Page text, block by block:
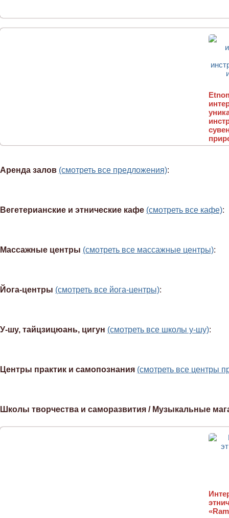
Аренда залов (смотреть все предложения):
Вегетерианские и этнические кафе (смотреть все кафе):
Массажные центры (смотреть все массажные центры):
Йога-центры (смотреть все йога-центры):
У-шу, тайцзицюань, цигун (смотреть все школы у-шу):
Центры практик и самопознания (смотреть все центры
Школы творчества и саморазвития / Музыкальные